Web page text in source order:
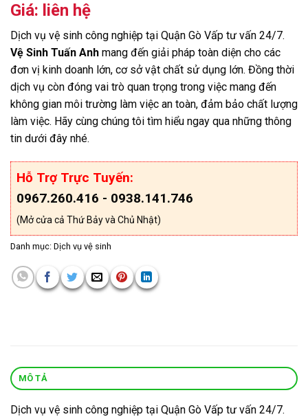
Giá: liên hệ
Dịch vụ vệ sinh công nghiệp tại Quận Gò Vấp tư vấn 24/7.
Vệ Sinh Tuấn Anh mang đến giải pháp toàn diện cho các
đơn vị kinh doanh lớn, cơ sở vật chất sử dụng lớn. Đồng thời
dịch vụ còn đóng vai trò quan trọng trong việc mang đến
không gian môi trường làm việc an toàn, đảm bảo chất lượng
làm việc. Hãy cùng chúng tôi tìm hiểu ngay qua những thông
tin dưới đây nhé.
Hỗ Trợ Trực Tuyến:
0967.260.416 - 0938.141.746
(Mở cửa cả Thứ Bảy và Chủ Nhật)
Danh mục: Dịch vụ vệ sinh
MÔ TẢ
Dịch vụ vệ sinh công nghiệp tại Quận Gò Vấp tư vấn 24/7.